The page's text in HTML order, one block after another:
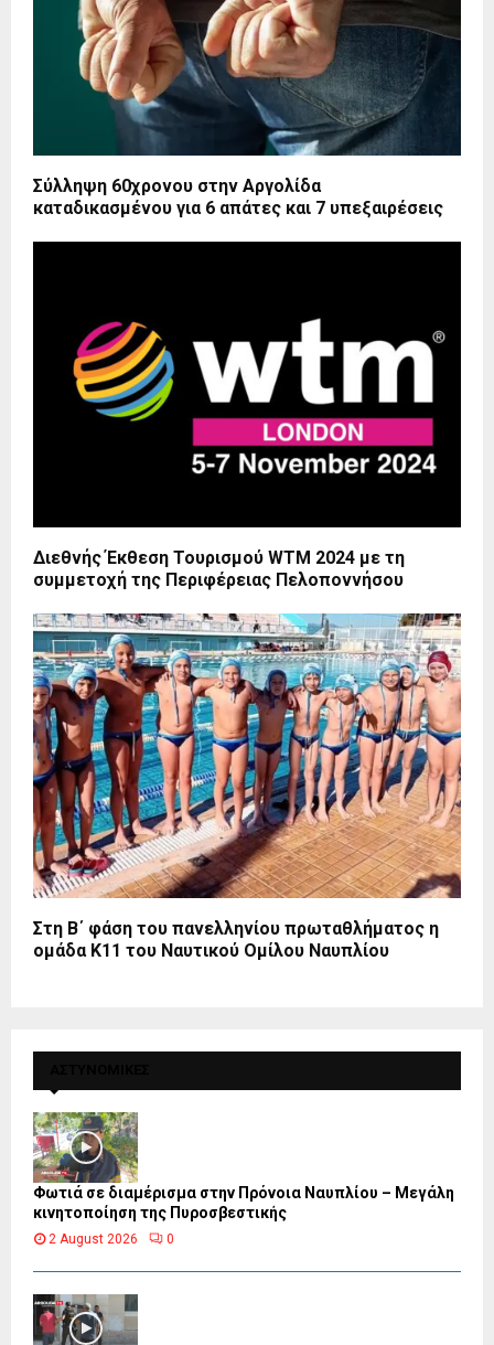
Σύλληψη 60χρονου στην Αργολίδα
καταδικασμένου για 6 απάτες και 7 υπεξαιρέσεις
Διεθνής Έκθεση Τουρισμού WTM 2024 με τη
συμμετοχή της Περιφέρειας Πελοποννήσου
Στη Β΄ φάση του πανελληνίου πρωταθλήματος η
ομάδα Κ11 του Ναυτικού Ομίλου Ναυπλίου
Φωτιά σε διαμέρισμα στην Πρόνοια Ναυπλίου – Μεγάλη
κινητοποίηση της Πυροσβεστικής
2 August 2026 0